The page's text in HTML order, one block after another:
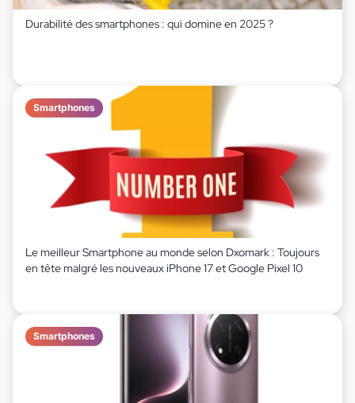
Durabilité des smartphones : qui domine en 2025 ?
Smartphones
Le meilleur Smartphone au monde selon Dxomark : Toujours
en tête malgré les nouveaux iPhone 17 et Google Pixel 10
Smartphones